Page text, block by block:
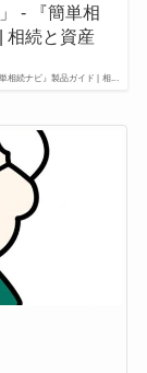
単相続ナビ』製品ガイド | 相...
- 『簡単相
相続と資産